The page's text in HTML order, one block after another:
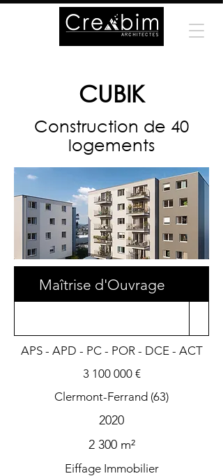
CUBIK
Construction de 40
logements
Maîtrise d'Ouvrage
APS - APD - PC - POR - DCE - ACT
3 100 000€
Clermont-Ferrand (63)
2020
2 300 m²
Eiffage Immobilier